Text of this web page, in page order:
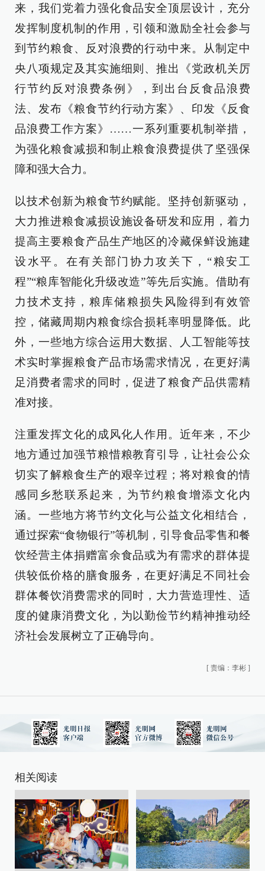
来，我们党着力强化食品安全顶层设计，充分
发挥制度机制的作用，引领和激励全社会参与
到节约粮食、反对浪费的行动中来。从制定中
央八项规定及其实施细则、推出《党政机关厉
行节约反对浪费条例》，到出台反食品浪费
法、发布《粮食节约行动方案》、印发《反食
品浪费工作方案》……一系列重要机制举措，
为强化粮食减损和制止粮食浪费提供了坚强保
障和强大合力。
以技术创新为粮食节约赋能。坚持创新驱动，
大力推进粮食减损设施设备研发和应用，着力
提高主要粮食产品生产地区的冷藏保鲜设施建
设水平。在有关部门协力攻关下，“粮安工
程”“粮库智能化升级改造”等先后实施。借助有
力技术支持，粮库储粮损失风险得到有效管
控，储藏周期内粮食综合损耗率明显降低。此
外，一些地方综合运用大数据、人工智能等技
术实时掌握粮食产品市场需求情况，在更好满
足消费者需求的同时，促进了粮食产品供需精
准对接。
注重发挥文化的成风化人作用。近年来，不少
地方通过加强节粮惜粮教育引导，让社会公众
切实了解粮食生产的艰辛过程；将对粮食的情
感同乡愁联系起来，为节约粮食增添文化内
涵。一些地方将节约文化与公益文化相结合，
通过探索“食物银行”等机制，引导食品零售和餐
饮经营主体捐赠富余食品或为有需求的群体提
供较低价格的膳食服务，在更好满足不同社会
群体餐饮消费需求的同时，大力营造理性、适
度的健康消费文化，为以勤俭节约精神推动经
济社会发展树立了正确导向。
[ 责编：李彬 ]
相关阅读